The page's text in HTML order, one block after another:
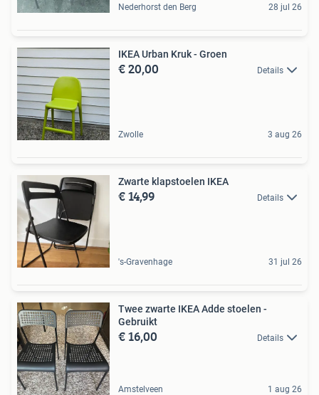
Nederhorst den Berg 28 jul 26
IKEA Urban Kruk - Groen
€ 20,00 Details
Zwolle 3 aug 26
Zwarte klapstoelen IKEA
€ 14,99 Details
's-Gravenhage 31 jul 26
Twee zwarte IKEA Adde stoelen -
Gebruikt
€ 16,00 Details
Amstelveen 1 aug 26